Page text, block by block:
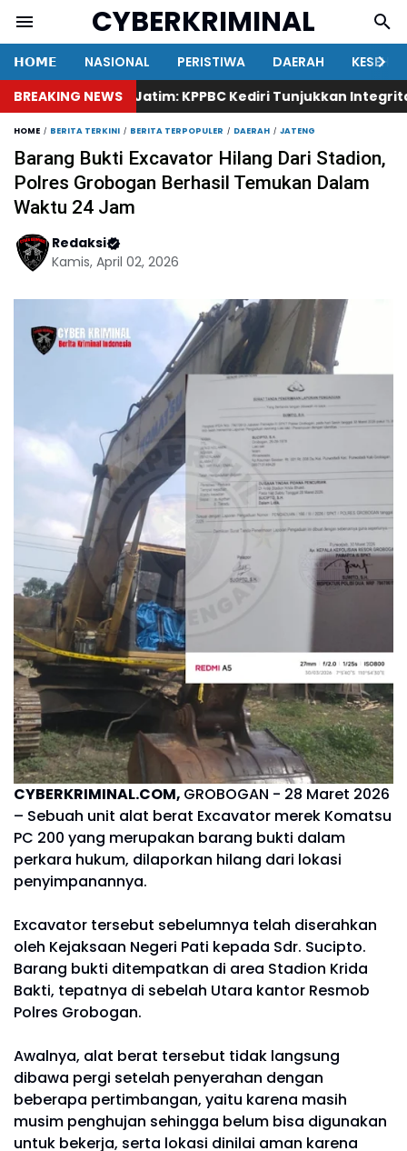
CYBERKRIMINAL
𝗛𝗢𝗠𝗘 NASIONAL PERISTIWA DAERAH
BREAKING NEWS
KAKI Jatim: KPPBC Kediri Tunjukkan Integritas,
HOME BERITA TERKINI BERITA TERPOPULER DAERAH JATENG
Barang Bukti Excavator Hilang Dari Stadion,
Polres Grobogan Berhasil Temukan Dalam
Waktu 24 Jam
Redaksi
Kamis, April 02, 2026
CYBERKRIMINAL.COM, GROBOGAN - 28 Maret 2026
– Sebuah unit alat berat Excavator merek Komatsu
PC 200 yang merupakan barang bukti dalam
perkara hukum, dilaporkan hilang dari lokasi
penyimpanannya.
Excavator tersebut sebelumnya telah diserahkan
oleh Kejaksaan Negeri Pati kepada Sdr. Sucipto.
Barang bukti ditempatkan di area Stadion Krida
Bakti, tepatnya di sebelah Utara kantor Resmob
Polres Grobogan.
Awalnya, alat berat tersebut tidak langsung
dibawa pergi setelah penyerahan dengan
beberapa pertimbangan, yaitu karena masih
musim penghujan sehingga belum bisa digunakan
untuk bekerja, serta lokasi dinilai aman karena